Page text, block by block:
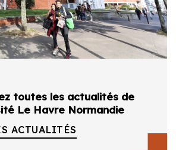
toutes les actualités de
Le Havre Normandie
ACTUALITÉS